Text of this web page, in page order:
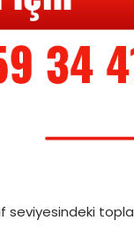
seviyesindeki